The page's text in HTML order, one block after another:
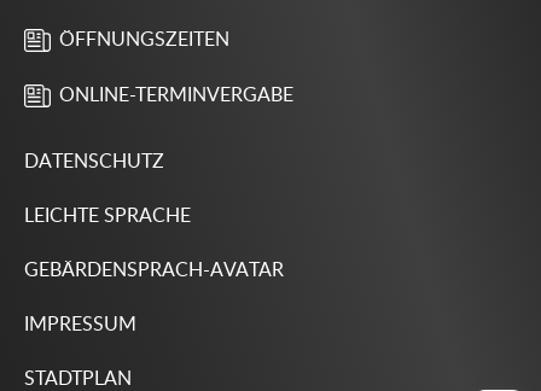
ÖFFNUNGSZEITEN
ONLINE-TERMINVERGABE
DATENSCHUTZ
LEICHTE SPRACHE
GEBÄRDENSPRACH-AVATAR
IMPRESSUM
STADTPLAN